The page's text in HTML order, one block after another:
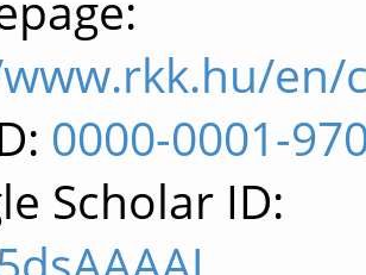
en/
0000-0001-
Scholar ID: